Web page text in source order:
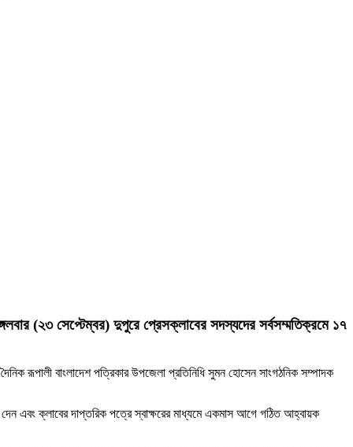
(২৩ সেপ্টেম্বর) দুপুরে প্রেসক্লাবের সদস্যদের সর্বসম্মতিক্রমে ১৭
রূপালী বাংলাদেশ পত্রিকার উপজেলা প্রতিনিধি সুমন হোসেন সাংগঠনিক সম্পাদক
দেন এবং ক্লাবের দাপ্তরিক পত্রে স্বাক্ষরের মাধ্যমে একমাস আগে গঠিত আহ্বায়ক